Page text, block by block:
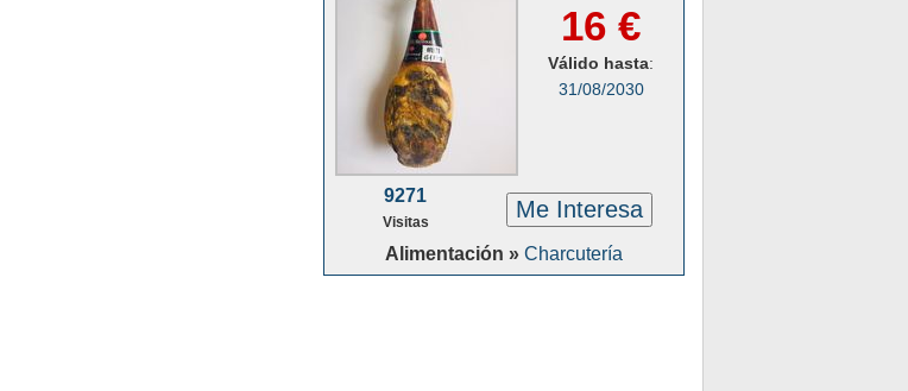
16 €
Válido hasta:
31/08/2030
9271
Visitas Me Interesa
Alimentación » Charcutería